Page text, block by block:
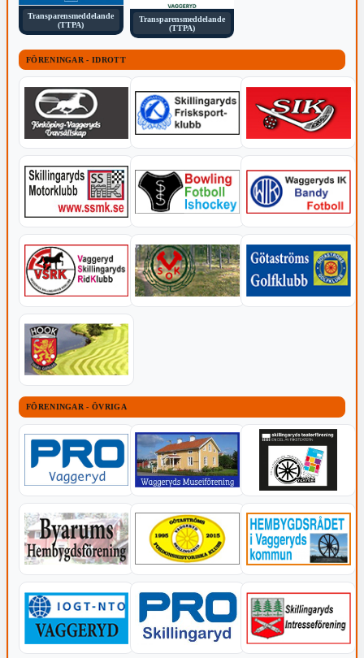
Transparensmeddelande
(TTPA)
Transparensmeddelande
(TTPA)
FÖRENINGAR - IDROTT
FÖRENINGAR - ÖVRIGA